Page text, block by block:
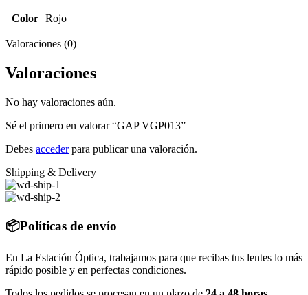
Color Rojo
Valoraciones (0)
Valoraciones
No hay valoraciones aún.
Sé el primero en valorar “GAP VGP013”
Debes accederpara publicar una valoración.
Shipping & Delivery
📦Políticas de envío
En La Estación Óptica, trabajamos para que recibas tus lentes lo más
rápido posible y en perfectas condiciones.